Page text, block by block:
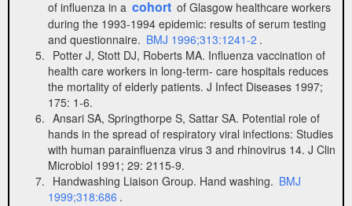
of influenza in a cohort of Glasgow healthcare workers
during the 1993-1994 epidemic: results of serum testing
and questionnaire. BMJ 1996;313:1241-2 .
Potter J, Stott DJ, Roberts MA. Influenza vaccination of
health care workers in long-term- care hospitals reduces
the mortality of elderly patients. J Infect Diseases 1997;
175: 1-6.
Ansari SA, Springthorpe S, Sattar SA. Potential role of
hands in the spread of respiratory viral infections: Studies
with human parainfluenza virus 3 and rhinovirus 14. J Clin
Microbiol 1991; 29: 2115-9.
Handwashing Liaison Group. Hand washing. BMJ
1999;318:686 .